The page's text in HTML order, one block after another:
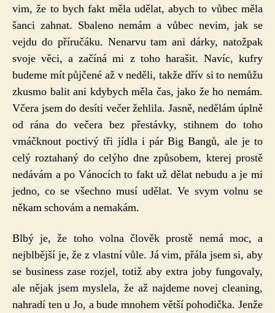
vim, že to bych fakt měla udělat, abych to vůbec měla
šanci zahnat. Sbaleno nemám a vůbec nevim, jak se
vejdu do příručáku. Nenarvu tam ani dárky, natožpak
svoje věci, a začíná mi z toho harašit. Navíc, kufry
budeme mít půjčené až v neděli, takže dřív si to nemůžu
zkusmo balit ani kdybych měla čas, jako že ho nemám.
Včera jsem do desíti večer žehlila. Jasně, nedělám úplně
od rána do večera bez přestávky, stihnem do toho
vmáčknout poctivý tři jídla i pár Big Bangů, ale je to
celý roztahaný do celýho dne způsobem, kterej prostě
nedávám a po Vánocích to fakt už dělat nebudu a je mi
jedno, co se všechno musí udělat. Ve svym volnu se
někam schovám a nemakám.
Blbý je, že toho volna člověk prostě nemá moc, a
nejblbější je, že z vlastní vůle. Já vim, přála jsem si, aby
se business zase rozjel, totiž aby extra joby fungovaly,
ale nějak jsem myslela, že až najdeme novej cleaning,
nahradí ten u Jo, a bude mnohem větší pohodička. Jenže